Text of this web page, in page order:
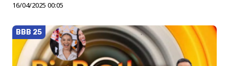
16/04/2025 00:05
BBB 25